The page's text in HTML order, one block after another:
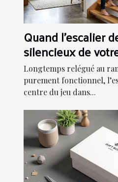
Quand l'escalier
silencieux de
Longtemps relégué au
purement fonctionnel,
centre du jeu dans...